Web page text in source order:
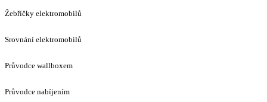
Žebříčky elektromobilů
Srovnání elektromobilů
Průvodce wallboxem
Průvodce nabíjením